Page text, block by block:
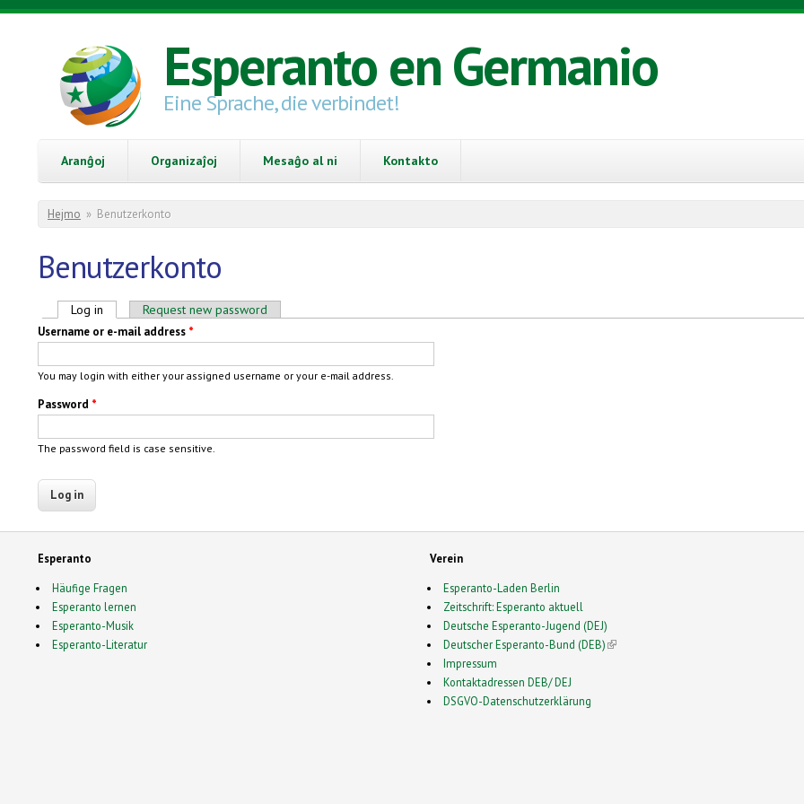
Skip to main content
Esperanto en Germanio
Eine Sprache, die verbindet!
Aranĝoj Organizaĵoj Mesaĝo al ni Kontakto
You are here
Hejmo » Benutzerkonto
Benutzerkonto
Primary tabs
Log in (active tab)Request new password
Username or e-mail address *
You may login with either your assigned username or your e-mail address.
Password *
The password field is case sensitive.
Esperanto
Häufige Fragen
Esperanto lernen
Esperanto-Musik
Esperanto-Literatur
Verein
Esperanto-Laden Berlin
Zeitschrift: Esperanto aktuell
Deutsche Esperanto-Jugend (DEJ)
Deutscher Esperanto-Bund (DEB)(link is external)
Impressum
Kontaktadressen DEB/ DEJ
DSGVO-Datenschutzerklärung